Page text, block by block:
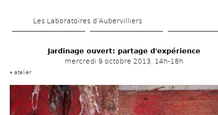
au
principal
Les Laboratoires d’Aubervilliers
Jardinage ouvert: partage d'expérience
mercredi 9 octobre 2013, 14h-18h
atelier